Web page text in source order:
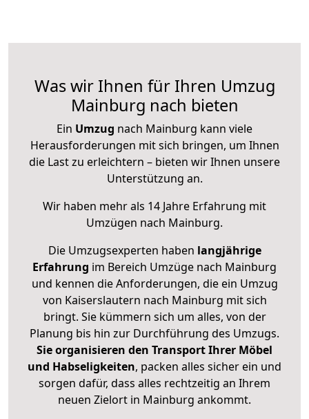
Was wir Ihnen für Ihren Umzug
Mainburg nach bieten
Ein Umzug nach Mainburg kann viele
Herausforderungen mit sich bringen, um Ihnen
die Last zu erleichtern – bieten wir Ihnen unsere
Unterstützung an.
Wir haben mehr als 14 Jahre Erfahrung mit
Umzügen nach Mainburg.
Die Umzugsexperten haben langjährige
Erfahrung im Bereich Umzüge nach Mainburg
und kennen die Anforderungen, die ein Umzug
von Kaiserslautern nach Mainburg mit sich
bringt. Sie kümmern sich um alles, von der
Planung bis hin zur Durchführung des Umzugs.
Sie organisieren den Transport Ihrer Möbel
und Habseligkeiten, packen alles sicher ein und
sorgen dafür, dass alles rechtzeitig an Ihrem
neuen Zielort in Mainburg ankommt.